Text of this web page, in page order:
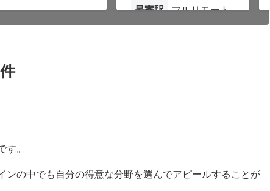
最寄駅 フルリモート
す。
ンの中でも自分の得意な分野を選んでアピールすることが